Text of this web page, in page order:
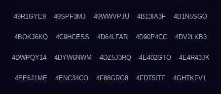
49R1GYE9 49SPF3MJ 49WWVPJU 4B13IA3F 4B1N5SGO
4BOKJ6KQ 4C9HCESS 4D64LFAR 4D90P4CC 4DV2LKB3
4DWPQY14 4DYW6NWM 4DZ5J3RQ 4E402GTO 4E4R43JK
4EE6J1ME 4ENC34CO 4F88GRG8 4FDT5ITF 4GHTKFV1